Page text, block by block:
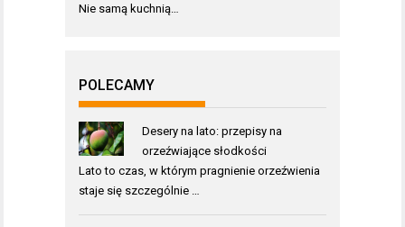
Nie samą kuchnią…
POLECAMY
Desery na lato: przepisy na
orzeźwiające słodkości
Lato to czas, w którym pragnienie orzeźwienia
staje się szczególnie …